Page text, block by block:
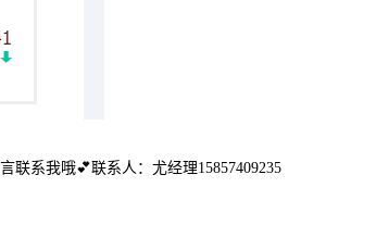
联系我哦💕联系人：尤经理15857409235